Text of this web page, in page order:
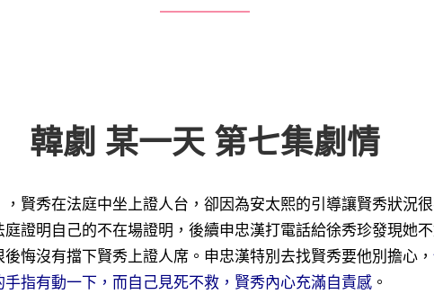
韓劇 某一天 第七集劇情
，賢秀在法庭中坐上證人台，卻因為安太熙的引導讓賢秀狀況
證明自己的不在場證明，後續申忠漢打電話給徐秀珍發現她
悔沒有擋下賢秀上證人席。申忠漢特別去找賢秀要他別擔心，
指有動一下，而自己見死不救，賢秀內心充滿自責感。